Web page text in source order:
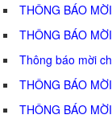
THÔNG BÁO
THÔNG BÁO
Thông báo mời
THÔNG BÁO
THÔNG BÁO